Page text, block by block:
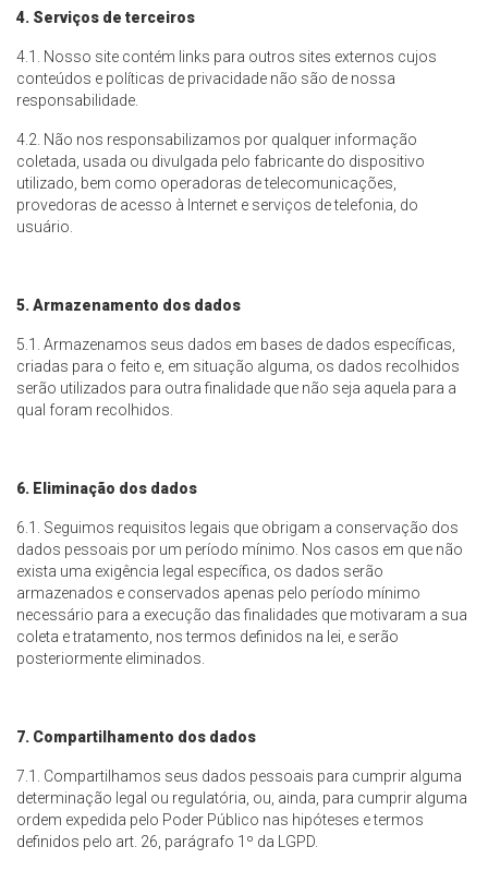
4. Serviços de terceiros
4.1. Nosso site contém links para outros sites externos cujos
conteúdos e políticas de privacidade não são de nossa
responsabilidade.
4.2. Não nos responsabilizamos por qualquer informação
coletada, usada ou divulgada pelo fabricante do dispositivo
utilizado, bem como operadoras de telecomunicações,
provedoras de acesso à Internet e serviços de telefonia, do
usuário.
5. Armazenamento dos dados
5.1. Armazenamos seus dados em bases de dados específicas,
criadas para o feito e, em situação alguma, os dados recolhidos
serão utilizados para outra finalidade que não seja aquela para a
qual foram recolhidos.
6. Eliminação dos dados
6.1. Seguimos requisitos legais que obrigam a conservação dos
dados pessoais por um período mínimo. Nos casos em que não
exista uma exigência legal específica, os dados serão
armazenados e conservados apenas pelo período mínimo
necessário para a execução das finalidades que motivaram a sua
coleta e tratamento, nos termos definidos na lei, e serão
posteriormente eliminados.
7. Compartilhamento dos dados
7.1. Compartilhamos seus dados pessoais para cumprir alguma
determinação legal ou regulatória, ou, ainda, para cumprir alguma
ordem expedida pelo Poder Público nas hipóteses e termos
definidos pelo art. 26, parágrafo 1º da LGPD.